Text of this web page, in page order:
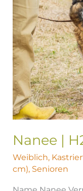
Nanee |
Weiblich,
cm), Senioren
1004